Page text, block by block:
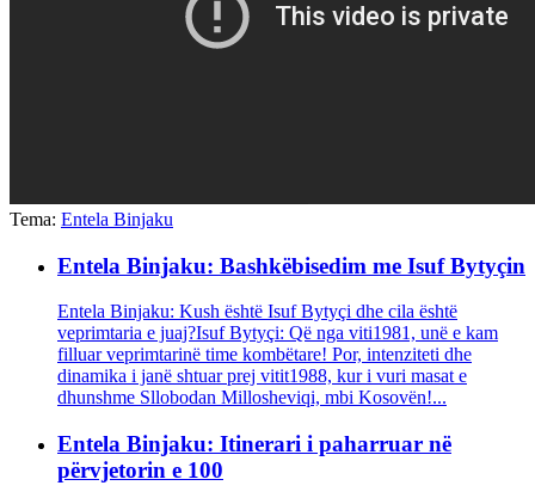
Tema: Entela Binjaku
Entela Binjaku: Bashkëbisedim me Isuf Bytyçin
Entela Binjaku: Kush është Isuf Bytyçi dhe cila është
veprimtaria e juaj?Isuf Bytyçi: Që nga viti1981, unë e kam
filluar veprimtarinë time kombëtare! Por, intenziteti dhe
dinamika i janë shtuar prej vitit1988, kur i vuri masat e
dhunshme Sllobodan Millosheviqi, mbi Kosovën!...
Entela Binjaku: Itinerari i paharruar në
përvjetorin e 100